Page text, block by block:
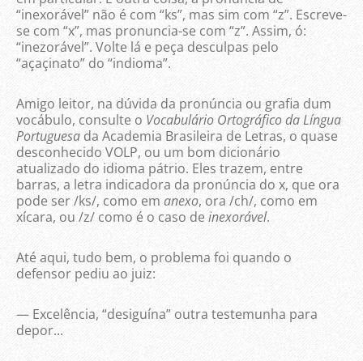
“inexorável” não é com “ks”, mas sim com “z”. Escreve-
se com “x”, mas pronuncia-se com “z”. Assim, ó:
“inezorável”. Volte lá e peça desculpas pelo
“açaçinato” do “indioma”.
Amigo leitor, na dúvida da pronúncia ou grafia dum
vocábulo, consulte o Vocabulário Ortográfico da Língua
Portuguesa da Academia Brasileira de Letras, o quase
desconhecido VOLP, ou um bom dicionário
atualizado do idioma pátrio. Eles trazem, entre
barras, a letra indicadora da pronúncia do x, que ora
pode ser /ks/, como em anexo, ora /ch/, como em
xícara, ou /z/ como é o caso de inexorável.
Até aqui, tudo bem, o problema foi quando o
defensor pediu ao juiz:
— Excelência, “desiguína” outra testemunha para
depor...